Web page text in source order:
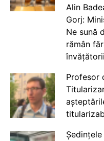
Alin
Gorj:
Ne sună
rămân
Profesor